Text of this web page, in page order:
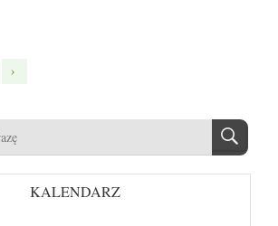
›
KALENDARZ